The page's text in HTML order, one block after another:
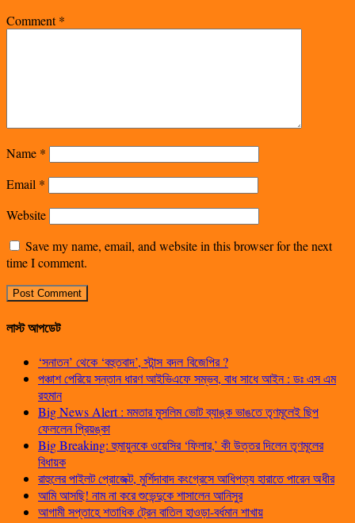
Comment*
Name *
Email *
Website
Save my name, email, and website in this browser for the next
time I comment.
লাস্ট আপডেট
‘সনাতন’ থেকে ‘বহুতবাদ’, স্টান্স বদল বিজেপির ?
পঞ্চাশ পেরিয়ে সন্তান ধারণ আইভিএফে সম্ভব, বাধ সাধে আইন : ডঃ এস এম
রহমান
Big News Alert : মমতার মুসলিম ভোট ব্যাঙ্ক ভাঙতে তৃণমূলেই ছিপ
ফেললেন প্রিয়ঙ্কা
Big Breaking: হুমায়ুনকে ওয়েসির ‘ফিলার,’ কী উত্তর দিলেন তৃণমূলের
বিধায়ক
রাহুলের পাইলট প্রোজেক্ট, মুর্শিদাবাদ কংগ্রেসে আধিপত্য হারাতে পারেন অধীর
আমি আসছি! নাম না করে শুভেন্দুকে শাসালেন আনিসুর
আগামী সপ্তাহে শতাধিক ট্রেন বাতিল হাওড়া-বর্ধমান শাখায়